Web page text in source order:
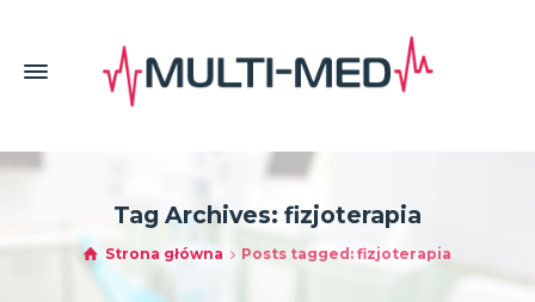
Tag Archives: fizjoterapia
Strona główna Posts tagged: fizjoterapia